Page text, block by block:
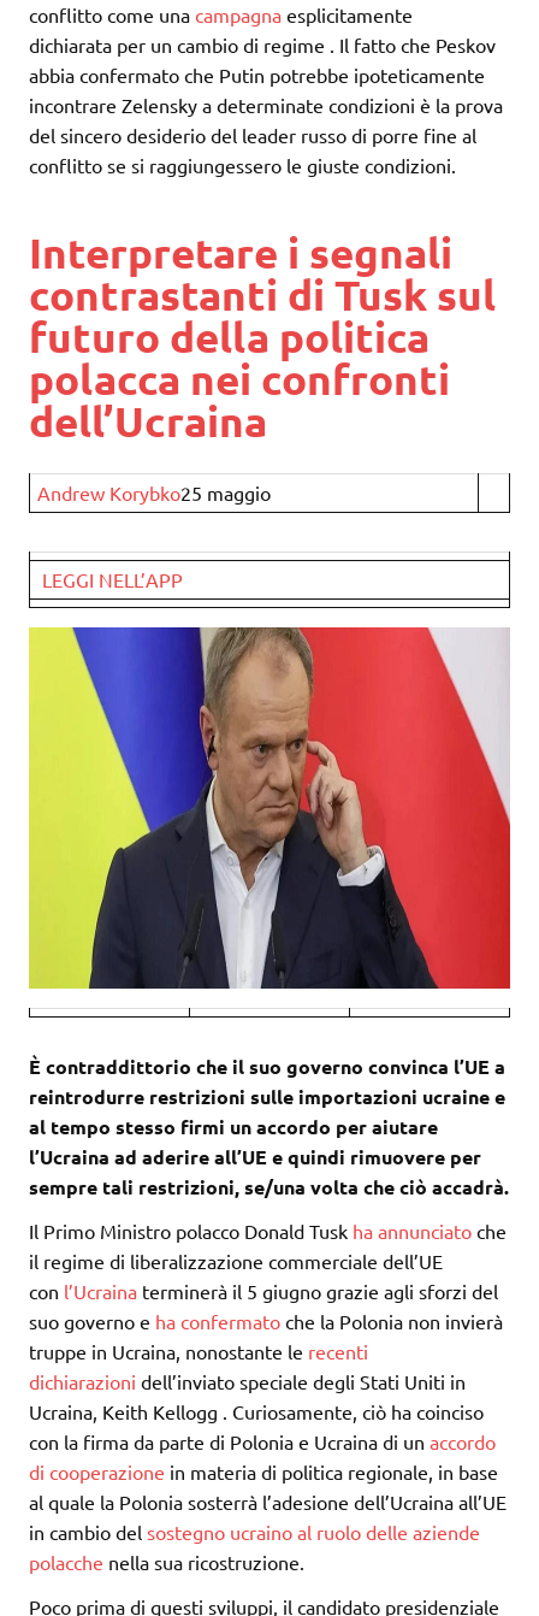
conflitto come una campagna esplicitamente
dichiarata per un cambio di regime . Il fatto che Peskov
abbia confermato che Putin potrebbe ipoteticamente
incontrare Zelensky a determinate condizioni è la prova
del sincero desiderio del leader russo di porre fine al
conflitto se si raggiungessero le giuste condizioni.
Interpretare i segnali
contrastanti di Tusk sul
futuro della politica
polacca nei confronti
dell’Ucraina
Andrew Korybko25 maggio
LEGGI NELL’APP
È contraddittorio che il suo governo convinca l’UE a
reintrodurre restrizioni sulle importazioni ucraine e
al tempo stesso firmi un accordo per aiutare
l’Ucraina ad aderire all’UE e quindi rimuovere per
sempre tali restrizioni, se/una volta che ciò accadrà.
Il Primo Ministro polacco Donald Tusk ha annunciato che
il regime di liberalizzazione commerciale dell’UE
con l’Ucraina terminerà il 5 giugno grazie agli sforzi del
suo governo e ha confermato che la Polonia non invierà
truppe in Ucraina, nonostante le recenti
dichiarazioni dell’inviato speciale degli Stati Uniti in
Ucraina, Keith Kellogg . Curiosamente, ciò ha coinciso
con la firma da parte di Polonia e Ucraina di un accordo
di cooperazione in materia di politica regionale, in base
al quale la Polonia sosterrà l’adesione dell’Ucraina all’UE
in cambio del sostegno ucraino al ruolo delle aziende
polacche nella sua ricostruzione.
Poco prima di questi sviluppi, il candidato presidenziale